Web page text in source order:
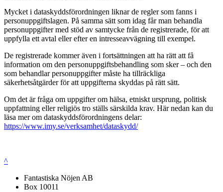
Mycket i dataskyddsförordningen liknar de regler som fanns i
personuppgiftslagen. På samma sätt som idag får man behandla
personuppgifter med stöd av samtycke från de registrerade, för att
uppfylla ett avtal eller efter en intresseavvägning till exempel.
De registrerade kommer även i fortsättningen att ha rätt att få
information om den personuppgiftsbehandling som sker – och den
som behandlar personuppgifter måste ha tillräckliga
säkerhetsåtgärder för att uppgifterna skyddas på rätt sätt.
Om det är fråga om uppgifter om hälsa, etniskt ursprung, politisk
uppfattning eller religiös tro ställs särskilda krav. Här nedan kan du
läsa mer om dataskyddsförordningens delar:
https://www.imy.se/verksamhet/dataskydd/
^
Fantastiska Nöjen AB
Box 10011